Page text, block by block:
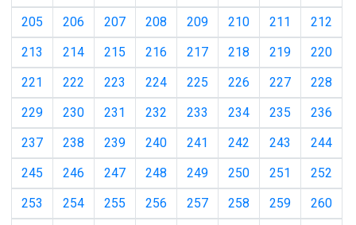
205
206 207 208 209 210 211
212
213
214 215 216 217 218 219
220
221
222 223 224 225 226 227
228
229
230 231 232 233 234 235
236
237
238 239 240 241 242 243
244
245
246 247 248 249 250 251
252
253
254 255 256 257 258 259
260